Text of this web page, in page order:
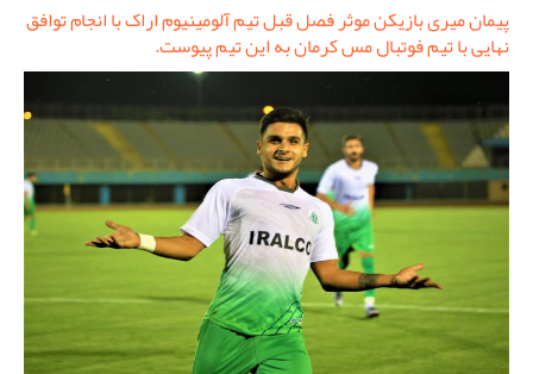
پیمان میری بازیکن موثر فصل قبل تیم آلومینیوم اراک با انجام توافق
نهایی با تیم فوتبال مس کرمان به این تیم پیوست.